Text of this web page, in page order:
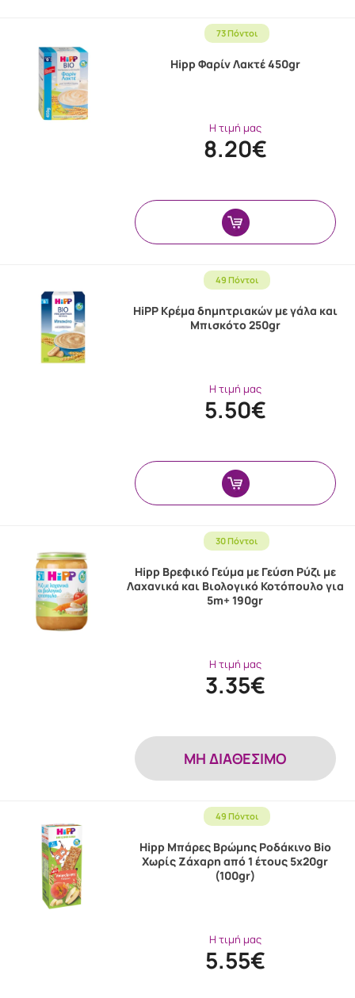
73 Πόντοι
Hipp Φαρίν Λακτέ 450gr
Η τιμή μας
8.20€
49 Πόντοι
HiPP Κρέμα δημητριακών με γάλα και
Μπισκότο 250gr
Η τιμή μας
5.50€
30 Πόντοι
Hipp Βρεφικό Γεύμα με Γεύση Ρύζι με
Λαχανικά και Βιολογικό Κοτόπουλο για
5m+ 190gr
Η τιμή μας
3.35€
MH ΔΙΑΘΕΣΙΜΟ
49 Πόντοι
Hipp Μπάρες Βρώμης Ροδάκινο Bio
Χωρίς Ζάχαρη από 1 έτους 5x20gr
(100gr)
Η τιμή μας
5.55€